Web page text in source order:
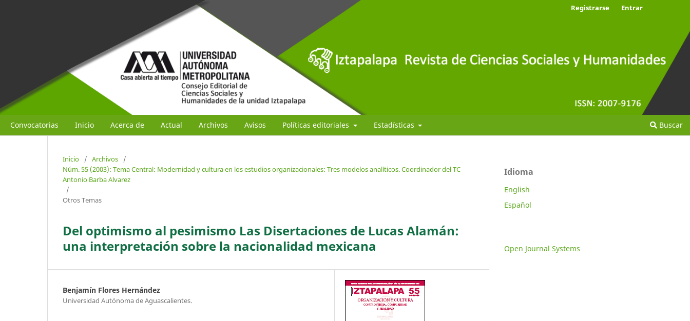
Convocatorias Inicio Acerca de Actual Archivos Avisos Políticas editoriales Estadísticas Buscar
Registrarse Entrar
Inicio / Archivos
/
Núm. 55 (2003): Tema Central: Modernidad y cultura en los estudios organizacionales: Tres modelos analíticos. Coordinador del TC
Antonio Barba Alvarez
/
Otros Temas
Del optimismo al pesimismo Las Disertaciones de Lucas Alamán:
una interpretación sobre la nacionalidad mexicana
Benjamín Flores Hernández
Universidad Autónoma de Aguascalientes.
Idioma
English
Español
Open Journal Systems